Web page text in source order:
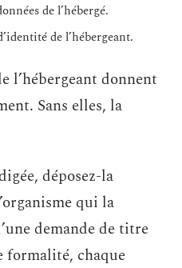
de l’hébergé.
de l’hébergeant.
l’hébergeant donnent
Sans elles, la
déposez-la
qui la
demande de titre
formalité, chaque